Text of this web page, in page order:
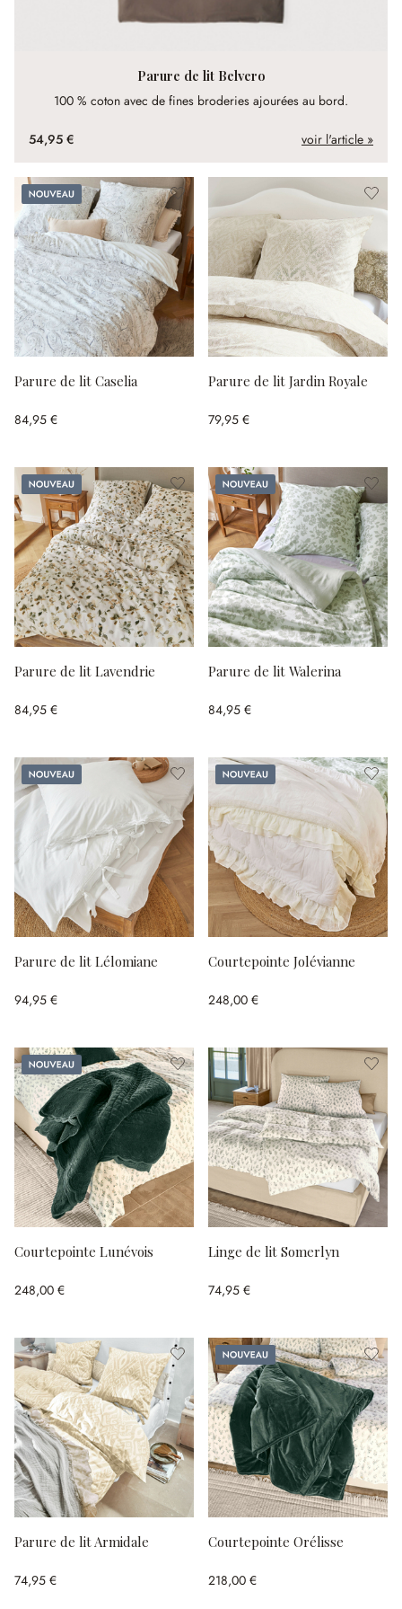
Parure de lit Belvero
100 % coton avec de fines broderies ajourées au bord.
54,95 € voir l'article »
Nouveau
Parure de lit Caselia
84,95 €
Parure de lit Jardin Royale
79,95 €
Nouveau
Parure de lit Lavendrie
84,95 €
Nouveau
Parure de lit Walerina
84,95 €
Nouveau
Parure de lit Lélomiane
94,95 €
Nouveau
Courtepointe Jolévianne
248,00 €
Nouveau
Courtepointe Lunévois
248,00 €
Linge de lit Somerlyn
74,95 €
Parure de lit Armidale
74,95 €
Nouveau
Courtepointe Orélisse
218,00 €